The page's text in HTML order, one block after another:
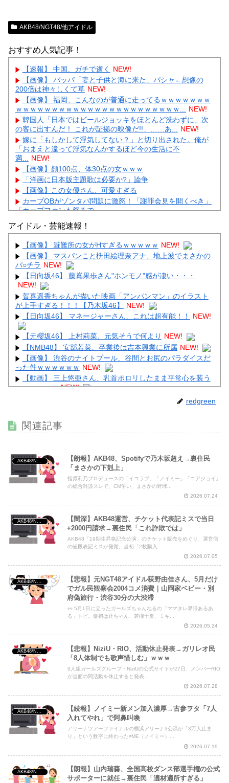
AKB48/NGT48/他アイドル
おすすめ人気記事！
【速報】 中国、ガチで逝く
NEW!
【画像】 パッパ「妻と子供と海に来た」パシャ←想像の
200倍は神々しくて草 NEW!
【画像】 福岡、こんなのが普通に走ってるｗｗｗｗｗｗｗ
ｗｗｗｗｗｗｗｗｗｗｗｗｗｗｗｗｗｗｗｗｗｗｗ...
NEW!
韓国人「日本ではビールジョッキをほとんど洗わずに、次
の客に出すんだ！ これが証拠の映像だ!!」……あ...
NEW!
嫁に「もしかして浮気してない？」と切り出された。俺が
「おまえと違って浮気なんかするほど今の生活に不
満...
NEW!
【画像】顔100点、体30点の女ｗｗｗ
「洋画に日本版主題歌は必要か?」論争
【画像】この女優さん、可愛すぎる
カープOBがゾンタバ問題に激怒！「謝罪会見を開くべき」
「カープファンも怒るで」
【画像】顔100点、体30点の女ｗｗｗ
Powered by livedoor 相互RSS
アイドル・芸能速報！
【画像】 避難所の女がHすぎるｗｗｗｗｗ NEW!
【画像】 マスパンこと枡田絵理奈アナ、地上波でまさかの
パ○チラ NEW!
【日向坂46】 藤嶌果歩さん"ホンモノ"感が凄い・・・
NEW!
賀喜遥香ちゃんが描いた映画「アンパンマン」のイラスト
が上手すぎる！！！【乃木坂46】
NEW!
【日向坂46】 マネージャーさん、これは超有能！！
NEW!
【元櫻坂46】 上村莉菜、元気そうで何より NEW!
【NMB48】 安部若菜、卒業後は吉本興業に所属 NEW!
【画像】 渋谷のナイトプール、谷間とお尻のパラダイスだ
った件ｗｗｗｗｗｗ NEW!
【動画】 三上悠亜さん、乳首ポロリしたまま平常心を装う
ｗｗｗｗｗｗ NEW!
【動画】 配信女子さん、飼い猫にお○ぱいを晒されるハプ
Powered by livedoor 相互RSS
redgreen
関連記事
【朗報】AKB48、Spotifyで乃木坂超え→裏住民
「まさかの下剋上」
指原莉乃プロデュースの「イコラブ」「ノイミー」「ニアジョイ」
の総合雑談スレで、CM争い、まさかの野球...
2026.07.24
【闇深】AKB48運営、チケット代表記ミスで当日
+2000円請求→裏住民「これ詐欺では」
AKB48「19期生昇格記念公演」のチケット販売をめぐり、運営側
の値段表記ミスが発覚。当初「2枚購入...
2026.07.05
【悲報】元NGT48アイドル荻野由佳さん、5月だけ
でガル民観察会2004コメ消費｜山岡家ベビー・別
府偽旅行・渋谷30分の大渋滞
👀 5月1日に立ったガールズちゃんねるの「ママタレ界隈あるあ
る」トピ。最初は辻ちゃん、若槻千夏、ミキ...
2026.05.24
【悲報】NiziU・RIO、活動休止発表→ガリレオ民
「8人体制でも歌声惜しむ」ｗｗｗ
9人組ガールズグループ・NiziUの公式サイトが27日、メンバーRIO
が当面の間活動を休止すると発表...
2026.07.28
【続報】ノイミー新メン加入濃厚→古参ヲタ「7人
入れてやれ」で阿鼻叫喚
アリーナツアーファイナルの横浜アリーナ3公演が「3万人止ま
り」という数字に終わった≠ME（ノイミー）...
2026.07.19
【朗報】山内瑞葵、全国高校ダンス部選手権の公式
サポーターに就任→裏住民「適材適所すぎる」